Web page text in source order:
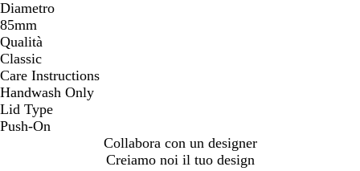
Diametro
85mm
Qualità
Classic
Care Instructions
Handwash Only
Lid Type
Push-On
Collabora con un designer
Creiamo noi il tuo design